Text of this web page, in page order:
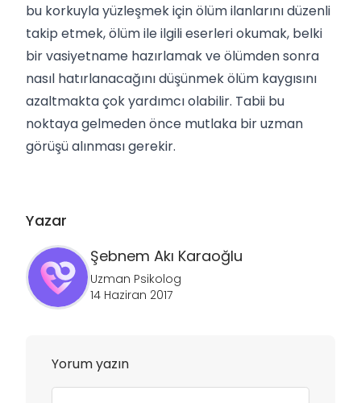
bu korkuyla yüzleşmek için ölüm ilanlarını düzenli
takip etmek, ölüm ile ilgili eserleri okumak, belki
bir vasiyetname hazırlamak ve ölümden sonra
nasıl hatırlanacağını düşünmek ölüm kaygısını
azaltmakta çok yardımcı olabilir. Tabii bu
noktaya gelmeden önce mutlaka bir uzman
görüşü alınması gerekir.
Yazar
Şebnem Akı Karaoğlu
Uzman Psikolog
14 Haziran 2017
Yorum yazın